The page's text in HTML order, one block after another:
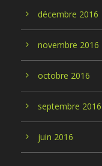
décembre 2016
novembre 2016
octobre 2016
septembre 2016
juin 2016